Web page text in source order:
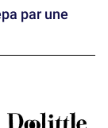
par une